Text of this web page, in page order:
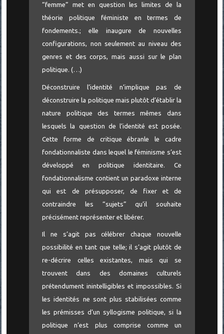
“femme” met en question les limites de la
théorie politique féministe en termes de
fondements.; elle inaugure de nouvelles
configurations, non seulement au niveau des
genres et des corps, mais aussi sur le plan
politique. (…)
Déconstruire l’identité n’implique pas de
déconstruire la politique mais plutôt d’établir la
nature politique des termes mêmes dans
lesquels la question de l’identité est posée.
Cette forme de critique ébranle le cadre
fondationnaliste dans lequel le féminisme s’est
développé en politique identitaire. Ce
fondationnalisme contient un paradoxe interne
qui est de présupposer, de fixer et de
contraindre les “sujets” qu’il souhaite
précisément représenter et libérer.
Il ne s’agit pas célébrer chaque nouvelle
possibilité en tant que telle; il s’agit plutôt de
re-décrire celles existantes, mais qui se
trouvent dans des domaines culturels
prétendument inintelligibles et impossibles. Si
les identités ne sont plus stabilisées comme
les prémisses d’un syllogisme politique, si la
politique n’est plus comprise comme un